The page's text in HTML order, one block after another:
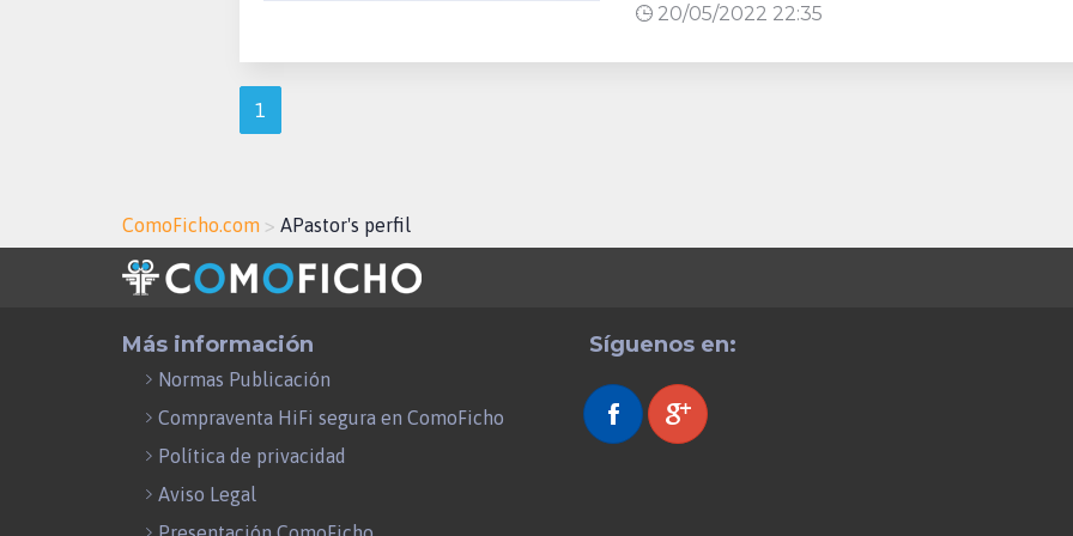
20/05/2022 22:35
1
ComoFicho.com > APastor's perfil
Más información
Normas Publicación
Compraventa HiFi segura en ComoFicho
Política de privacidad
Aviso Legal
Síguenos en: